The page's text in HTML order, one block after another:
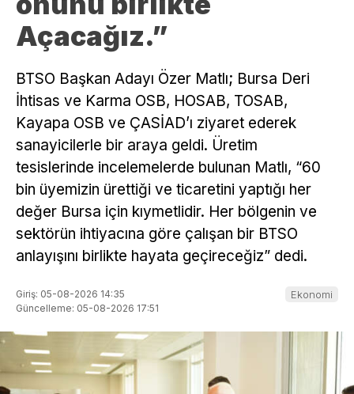
Açacağız.”
BTSO Başkan Adayı Özer Matlı; Bursa Deri
İhtisas ve Karma OSB, HOSAB, TOSAB,
Kayapa OSB ve ÇASİAD’ı ziyaret ederek
sanayicilerle bir araya geldi. Üretim
tesislerinde incelemelerde bulunan Matlı, “60
bin üyemizin ürettiği ve ticaretini yaptığı her
değer Bursa için kıymetlidir. Her bölgenin ve
sektörün ihtiyacına göre çalışan bir BTSO
anlayışını birlikte hayata geçireceğiz” dedi.
Giriş: 05-08-2026 14:35
Güncelleme: 05-08-2026 17:51
Ekonomi